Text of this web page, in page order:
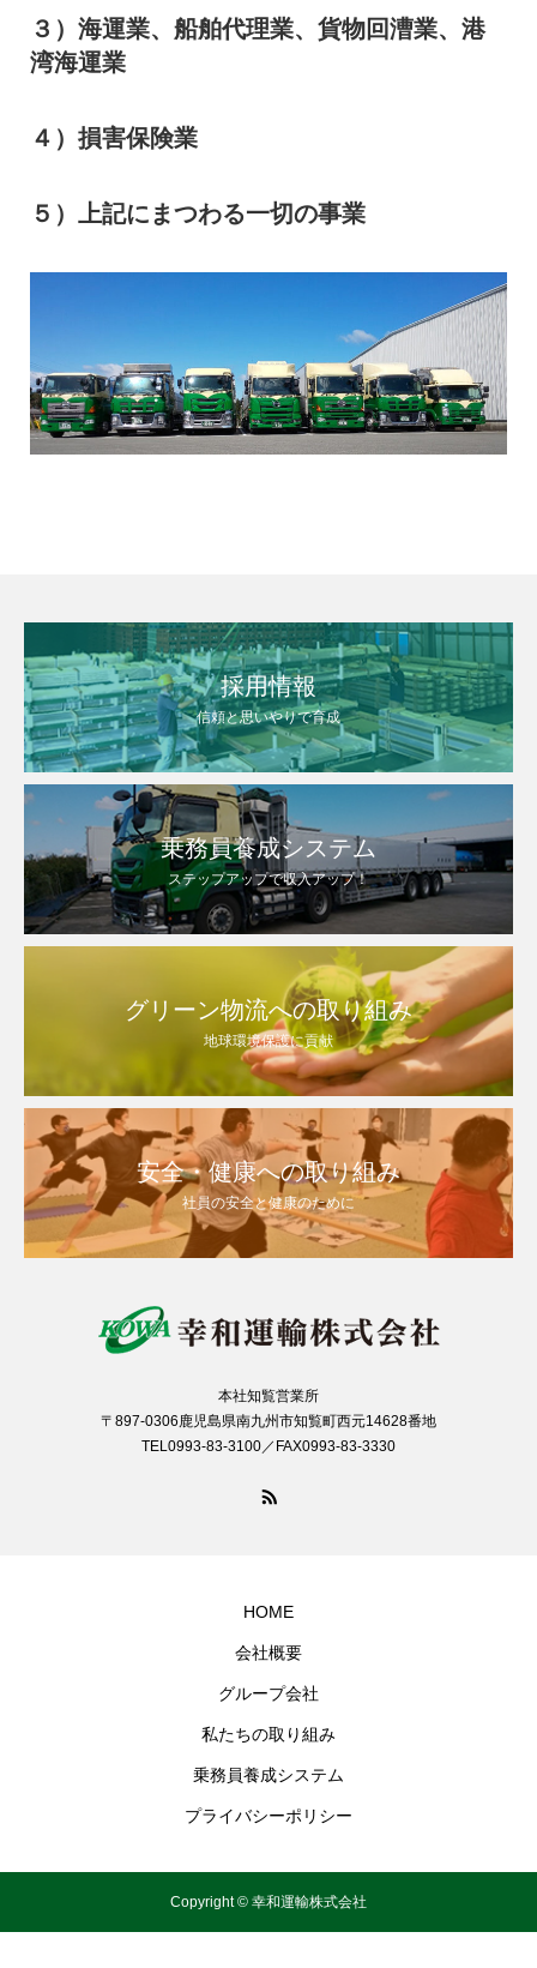
３）海運業、船舶代理業、貨物回漕業、港
湾海運業
４）損害保険業
５）上記にまつわる一切の事業
採用情報
信頼と思いやりで育成
乗務員養成システム
ステップアップで収入アップ！
グリーン物流への取り組み
地球環境保護に貢献
安全・健康への取り組み
社員の安全と健康のために
本社知覧営業所
〒897-0306鹿児島県南九州市知覧町西元14628番地
TEL0993-83-3100／FAX0993-83-3330
HOME
会社概要
グループ会社
私たちの取り組み
乗務員養成システム
プライバシーポリシー
Copyright © 幸和運輸株式会社